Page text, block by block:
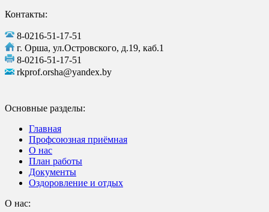
Контакты:
8-0216-51-17-51
г. Орша, ул.Островского, д.19, каб.1
8-0216-51-17-51
rkprof.orsha@yandex.by
Основные разделы:
Главная
Профсоюзная приёмная
О нас
План работы
Документы
Оздоровление и отдых
О нас: